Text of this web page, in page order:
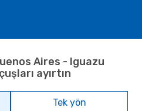
Aires - Iguazu
ayırtın
Tek yön